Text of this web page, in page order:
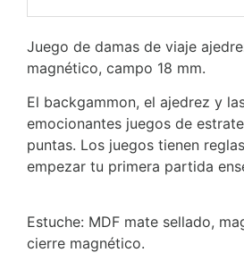
Juego de damas de viaje
magnético, campo 18 mm.
El backgammon, el ajedrez y
emocionantes juegos de
puntas. Los juegos tienen
empezar tu primera partida
Estuche: MDF mate sellado,
cierre magnético.